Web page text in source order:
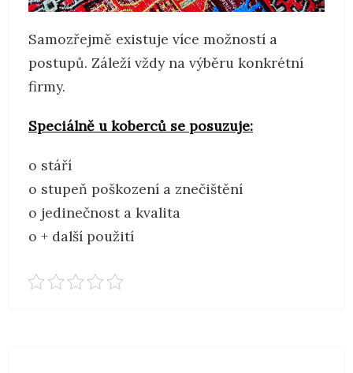
Samozřejmě existuje více možností a
postupů. Záleží vždy na výběru konkrétní
firmy.
Speciálně u koberců se posuzuje:
o stáří
o stupeň poškození a znečištění
o jedinečnost a kvalita
o + další použití